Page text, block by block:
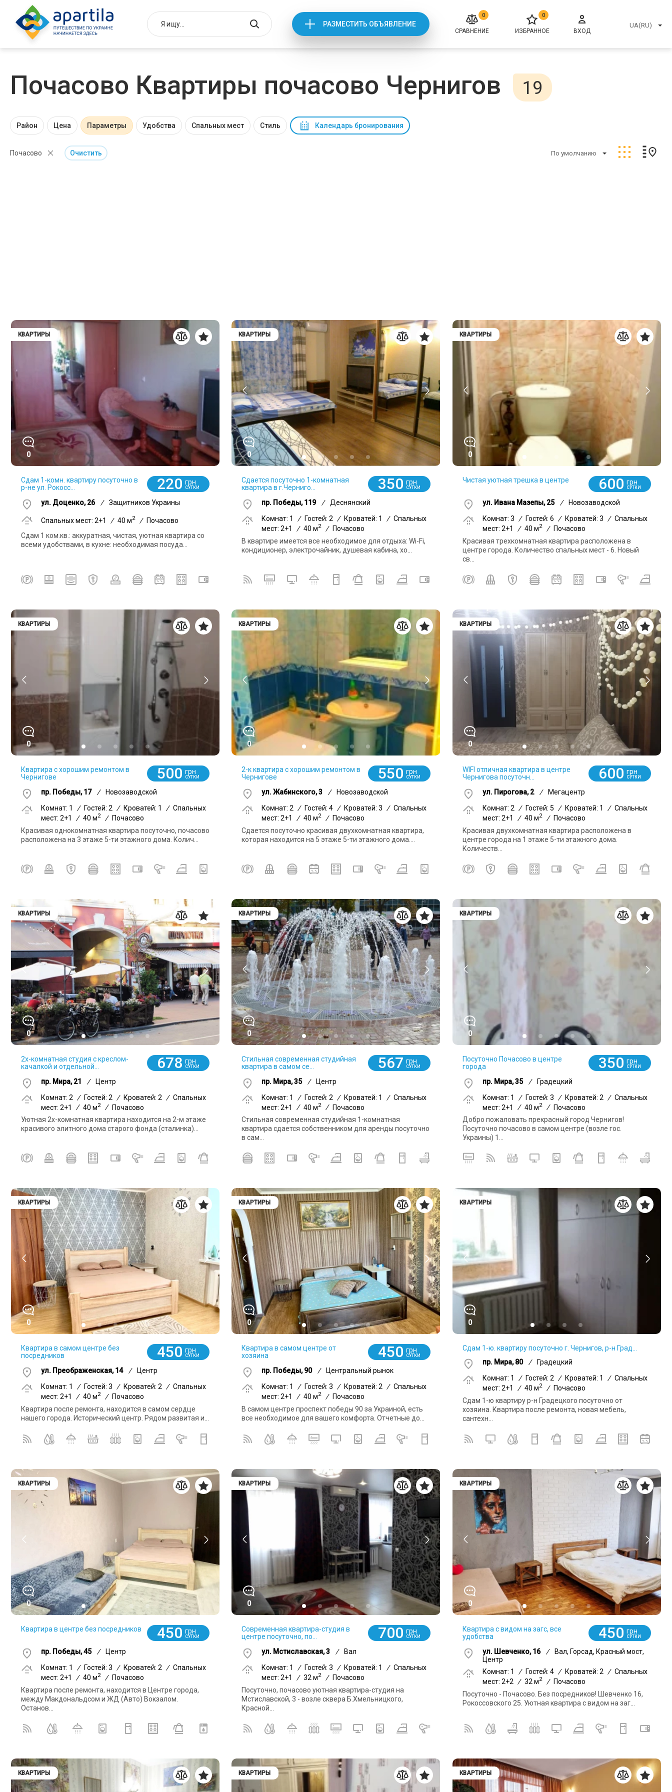
РАЗМЕСТИТЬ ОБЪЯВЛЕНИЕ
0
СРАВНЕНИЕ
0
ИЗБРАННОЕ ВХОД
UA(RU)
Почасово Квартиры почасово Чернигов 19
Район Цена Параметры Удобства Спальных мест Стиль Календарь бронирования
Почасово Очистить По умолчанию
КВАРТИРЫ
0
Сдам 1-комн. квартиру посуточно в
р-не ул. Рокосс...
220 грн
СУТКИ
ул. Доценко, 26 / Защитников Украины
Спальных мест: 2+1 / 40 м2 /
Почасово
Сдам 1 ком.кв.: аккуратная, чистая, уютная квартира со
всеми удобствами, в кухне: необходимая посуда...
КВАРТИРЫ
0
Сдается посуточно 1-комнатная
квартира в г.Черниго...
350 грн
СУТКИ
пр. Победы, 119 /
Деснянский
Комнат: 1
/ Гостей: 2 / Кроватей: 1 / Спальных
мест: 2+1
/ 40 м2 /
Почасово
В квартире имеется все необходимое для отдыха: Wi-Fi,
кондиционер, электрочайник, душевая кабина, хо...
КВАРТИРЫ
0
Чистая уютная трешка в центре 600 грн
СУТКИ
ул. Ивана Мазепы, 25 /
Новозаводской
Комнат: 3
/ Гостей: 6 / Кроватей: 3 / Спальных
мест: 2+1
/ 40 м2 /
Почасово
Красивая трехкомнатная квартира расположена в
центре города. Количество спальных мест - 6. Новый
св...
КВАРТИРЫ
0
Квартира с хорошим ремонтом в
Чернигове
500 грн
СУТКИ
пр. Победы, 17 /
Новозаводской
Комнат: 1
/ Гостей: 2 / Кроватей: 1 / Спальных
мест: 2+1
/ 40 м2 / Почасово
Красивая однокомнатная квартира посуточно, почасово
расположена на 3 этаже 5-ти этажного дома. Колич...
КВАРТИРЫ
0
2-к квартира с хорошим ремонтом в
Чернигове
550 грн
СУТКИ
ул. Жабинского, 3 /
Новозаводской
Комнат: 2
/ Гостей: 4 / Кроватей: 3 / Спальных
мест: 2+1
/ 40 м2 / Почасово
Сдается посуточно красивая двухкомнатная квартира,
которая находится на 5 этаже 5-ти этажного дома....
КВАРТИРЫ
0
WIFI отличная квартира в центре
Чернигова посуточн...
600 грн
СУТКИ
ул. Пирогова, 2 /
Мегацентр
Комнат: 2
/ Гостей: 5 / Кроватей: 1 / Спальных
мест: 2+1
/ 40 м2 / Почасово
Красивая двухкомнатная квартира расположена в
центре города на 1 этаже 5-ти этажного дома.
Количеств...
КВАРТИРЫ
0
2х-комнатная студия с креслом-
качалкой и отдельной...
678 грн
СУТКИ
пр. Мира, 21 /
Центр
Комнат: 2
/ Гостей: 2 / Кроватей: 2 / Спальных
мест: 2+1
/ 40 м2 / Почасово
Уютная 2х-комнатная квартира находится на 2-м этаже
красивого элитного дома старого фонда (сталинка)...
КВАРТИРЫ
0
Стильная современная студийная
квартира в самом се...
567 грн
СУТКИ
пр. Мира, 35 /
Центр
Комнат: 1
/ Гостей: 2 / Кроватей: 1 / Спальных
мест: 2+1
/ 40 м2 / Почасово
Стильная современная студийная 1-комнатная
квартира сдается собственником для аренды посуточно
в сам...
КВАРТИРЫ
0
Посуточно Почасово в центре
города
350 грн
СУТКИ
пр. Мира, 35 /
Градецкий
Комнат: 1
/ Гостей: 3 / Кроватей: 2 / Спальных
мест: 2+1
/ 40 м2 / Почасово
Добро пожаловать прекрасный город Чернигов!
Посуточно почасово в самом центре (возле гос.
Украины) 1...
КВАРТИРЫ
0
Квартира в самом центре без
посредников
450 грн
СУТКИ
ул. Преображенская, 14 /
Центр
Комнат: 1
/ Гостей: 3 / Кроватей: 2 / Спальных
мест: 2+1
/ 40 м2 /
Почасово
Квартира после ремонта, находится в самом сердце
нашего города. Исторический центр. Рядом развитая и...
КВАРТИРЫ
0
Квартира в самом центре от
хозяина
450 грн
СУТКИ
пр. Победы, 90 /
Центральный рынок
Комнат: 1
/ Гостей: 3 / Кроватей: 2 / Спальных
мест: 2+1
/ 40 м2 /
Почасово
В самом центре проспект победы 90 за Украиной, есть
все необходимое для вашего комфорта. Отчетные до...
КВАРТИРЫ
0
Сдам 1-ю. квартиру посуточно г. Чернигов, р-н Град...
пр. Мира, 80
/
Градецкий
Комнат: 1
/ Гостей: 2 / Кроватей: 1 / Спальных
мест: 2+1
/ 40 м2 /
Почасово
Сдам 1-ю квартиру р-н Градецкого посуточно от
хозяина. Квартира после ремонта, новая мебель,
сантехн...
КВАРТИРЫ
0
Квартира в центре без посредников 450 грн
СУТКИ
пр. Победы, 45 /
Центр
Комнат: 1
/ Гостей: 3 / Кроватей: 2 / Спальных
мест: 2+1
/ 40 м2 /
Почасово
Квартира после ремонта, находится в Центре города,
между Макдональдсом и ЖД (Авто) Вокзалом.
Останов...
КВАРТИРЫ
0
Современная квартира-студия в
центре посуточно, по...
700 грн
СУТКИ
ул. Мстиславская, 3 /
Вал
Комнат: 1
/ Гостей: 3 / Кроватей: 1 / Спальных
мест: 2+1
/ 32 м2 /
Почасово
Посуточно, почасово уютная квартира-студия на
Мстиславской, 3 - возле сквера Б.Хмельницкого,
Красной...
КВАРТИРЫ
0
Квартира с видом на загс, все
удобства
450 грн
СУТКИ
ул. Шевченко, 16 /
Вал, Горсад, Красный мост,
Центр
Комнат: 1
/ Гостей: 4 / Кроватей: 2 / Спальных
мест: 2+2
/ 32 м2 /
Почасово
Посуточно - Почасово. Без посредников! Шевченко 16,
Рокоссовского 25. Уютная квартира с видом на заг...
КВАРТИРЫ КВАРТИРЫ КВАРТИРЫ